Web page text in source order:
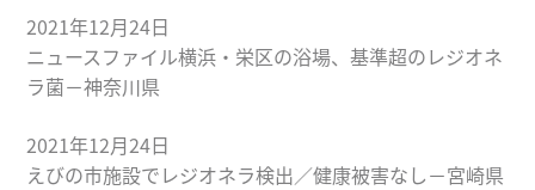
2021年12月24日
ニュースファイル横浜・栄区の浴場、基準超のレジオネ
ラ菌－神奈川県
2021年12月24日
えびの市施設でレジオネラ検出／健康被害なし－宮崎県